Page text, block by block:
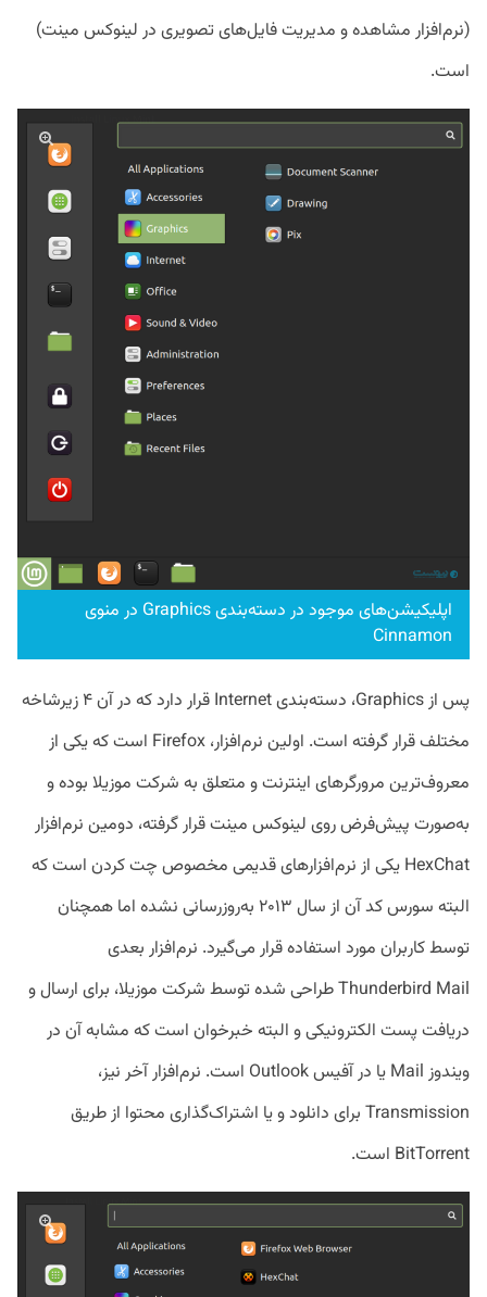
(نرم‌افزار مشاهده و مدیریت فایل‌های تصویری در لینوکس مینت)
است.
اپلیکیشن‌های موجود در دسته‌بندی Graphics در منوی
Cinnamon
پس از Graphics، دسته‌بندی Internet قرار دارد که در آن ۴ زیرشاخه
مختلف قرار گرفته است. اولین نرم‌افزار، Firefox است که یکی از
معروف‌ترین مرورگر‌های اینترنت و متعلق به شرکت موزیلا بوده و
به‌صورت پیش‌فرض روی لینوکس مینت قرار گرفته، دومین نرم‌افزار
HexChat یکی از نرم‌افزار‌های قدیمی مخصوص چت کردن است که
البته سورس کد آن از سال ۲۰۱۳ به‌روزرسانی نشده اما همچنان
توسط کاربران مورد استفاده قرار می‌گیرد. نرم‌افزار بعدی
Thunderbird Mail طراحی شده توسط شرکت موزیلا، برای ارسال و
دریافت پست الکترونیکی و البته خبرخوان است که مشابه آن در
ویندوز Mail یا در آفیس Outlook است. نرم‌افزار آخر نیز،
Transmission برای دانلود و یا اشتراک‌گذاری محتوا از طریق
BitTorrent است.